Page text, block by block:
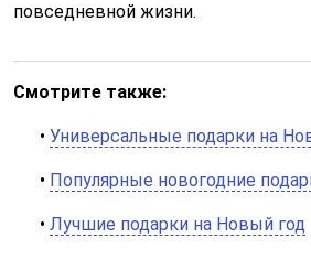
повседневной жизни.
Смотрите также:
• Универсальные подарки на
• Популярные новогодние
• Лучшие подарки на Новый год